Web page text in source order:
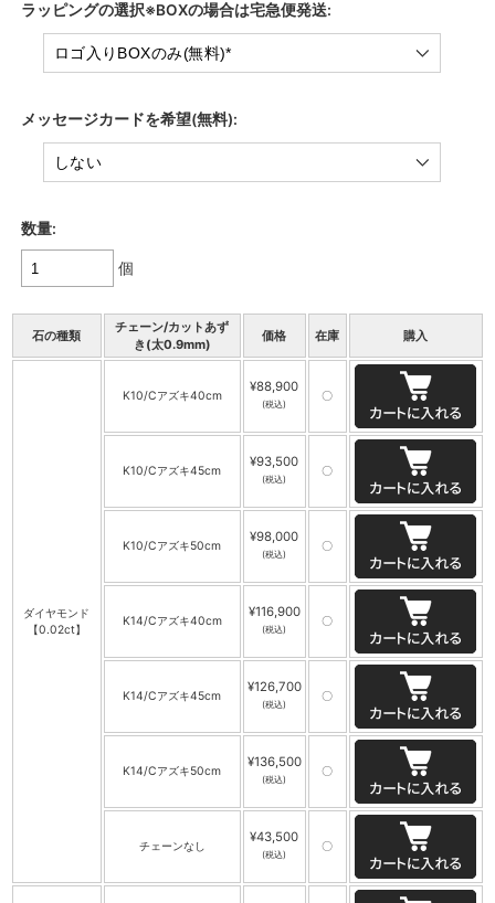
ラッピングの選択※BOXの場合は宅急便発送:
メッセージカードを希望(無料):
数量:
個
石の種類
チェーン/カットあず
き(太0.9mm)
価格 在庫 購入
ダイヤモンド
【0.02ct】
K10/Cアズキ40cm
¥88,900
(税込)
〇
K10/Cアズキ45cm
¥93,500
(税込)
〇
K10/Cアズキ50cm
¥98,000
(税込)
〇
K14/Cアズキ40cm
¥116,900
(税込)
〇
K14/Cアズキ45cm
¥126,700
(税込)
〇
K14/Cアズキ50cm
¥136,500
(税込)
〇
チェーンなし
¥43,500
(税込)
〇